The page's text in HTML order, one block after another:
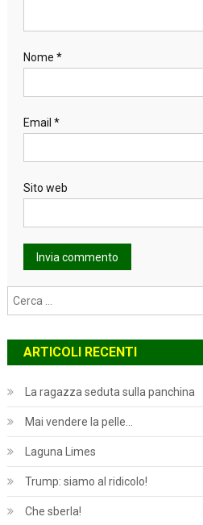
Nome *
Email *
Sito web
ARTICOLI RECENTI
La ragazza seduta sulla panchina
Mai vendere la pelle…
Laguna Limes
Trump: siamo al ridicolo!
Che sberla!